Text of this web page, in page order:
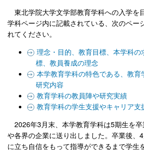
東北学院大学文学部教育学科への入学を
学科ページ内に記載されている、次のペー
れてください。
理念・目的、教育目標、本学科の
標、教員養成の理念
本学教育学科の特色である、教
研究内容
教育学科の教員陣や研究実績
教育学科の学生支援やキャリア支
2026年3月末、本学教育学科は5期生を
や各界の企業に送り出しました。卒業後、
に立ち自信をもって指導ができるまで学生